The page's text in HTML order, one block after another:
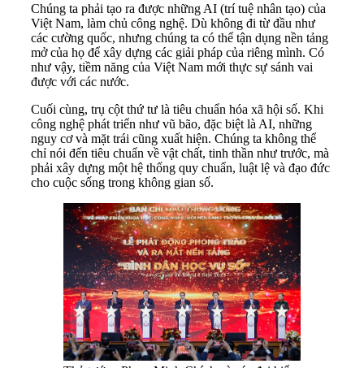
Chúng ta phải tạo ra được những AI (trí tuệ nhân tạo) của
Việt Nam, làm chủ công nghệ. Dù không đi từ đầu như
các cường quốc, nhưng chúng ta có thể tận dụng nền tảng
mở của họ để xây dựng các giải pháp của riêng mình. Có
như vậy, tiềm năng của Việt Nam mới thực sự sánh vai
được với các nước.
Cuối cùng, trụ cột thứ tư là tiêu chuẩn hóa xã hội số. Khi
công nghệ phát triển như vũ bão, đặc biệt là AI, những
nguy cơ và mặt trái cũng xuất hiện. Chúng ta không thể
chỉ nói đến tiêu chuẩn về vật chất, tinh thần như trước, mà
phải xây dựng một hệ thống quy chuẩn, luật lệ và đạo đức
cho cuộc sống trong không gian số.